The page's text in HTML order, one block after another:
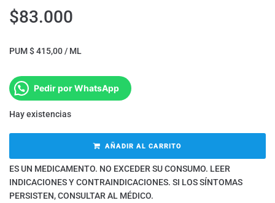
$83.000
PUM $ 415,00 / ML
Pedir por WhatsApp
Hay existencias
AÑADIR AL CARRITO
ES UN MEDICAMENTO. NO EXCEDER SU CONSUMO. LEER
INDICACIONES Y CONTRAINDICACIONES. SI LOS SÍNTOMAS
PERSISTEN, CONSULTAR AL MÉDICO.